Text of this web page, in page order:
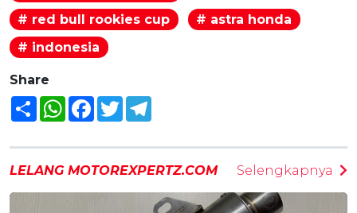
# red bull rookies cup
# astra honda
# indonesia
Share
Share WhatsAppFacebook
Twitter
LELANG MOTOREXPERTZ.COM Selengkapnya